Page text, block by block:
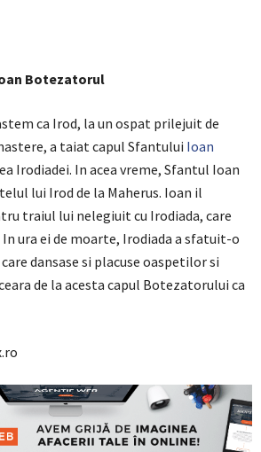
Botezatorul
ca Irod, la un ospat prilejuit de
a taiat capul Sfantului Ioan
Irodiadei. In acea vreme, Sfantul Ioan
lui Irod de la Maherus. Ioan il
traiul lui nelegiuit cu Irodiada, care
ura ei de moarte, Irodiada a sfatuit-o
dansase si placuse oaspetilor si
de la acesta capul Botezatorului ca